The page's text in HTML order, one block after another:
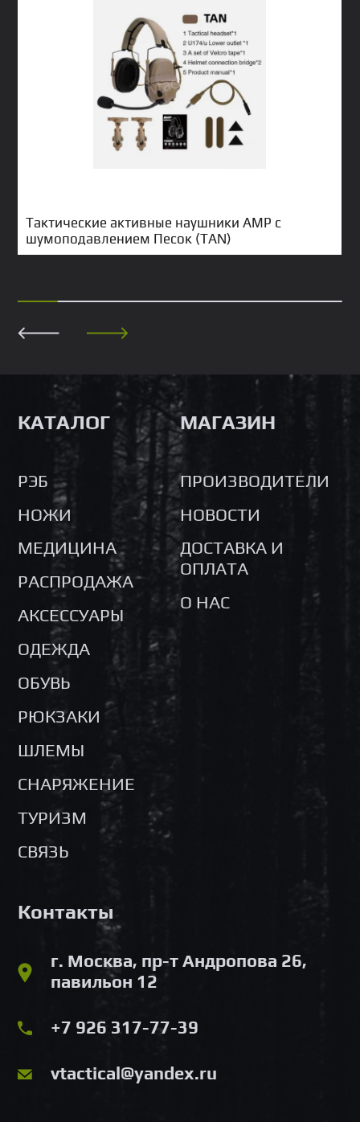
Тактические активные наушники АМР с
шумоподавлением Песок (TAN)
КАТАЛОГ
РЭБ
НОЖИ
МЕДИЦИНА
РАСПРОДАЖА
АКСЕССУАРЫ
ОДЕЖДА
ОБУВЬ
РЮКЗАКИ
ШЛЕМЫ
СНАРЯЖЕНИЕ
ТУРИЗМ
СВЯЗЬ
МАГАЗИН
ПРОИЗВОДИТЕЛИ
НОВОСТИ
ДОСТАВКА И
ОПЛАТА
О НАС
Контакты
г. Москва, пр-т Андропова 26,
павильон 12
+7 926 317-77-39
vtactical@yandex.ru